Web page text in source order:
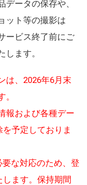
ータの保存や、
ット等の撮影は
ービス終了前にご
ます。
は、2026年6月末
報および各種デー
予定しておりま
な対応のため、登
ます。保持期間